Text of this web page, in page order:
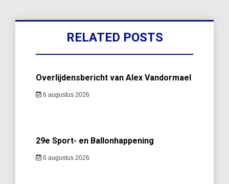
RELATED POSTS
Overlijdensbericht van Alex Vandormael
6 augustus 2026
29e Sport- en Ballonhappening
6 augustus 2026